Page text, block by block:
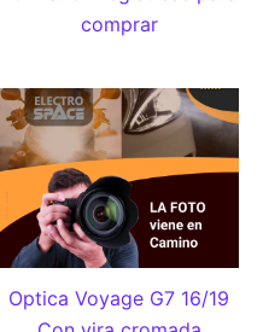
comprar
Optica Voyage G7 16/19